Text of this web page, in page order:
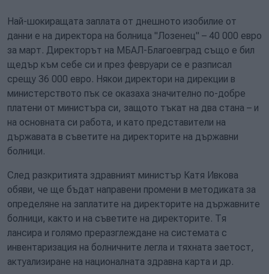
Най-шокиращата заплата от днешното изобилие от
данни е на директора на болница "Лозенец" – 40 000 евро
за март. Директорът на МБАЛ-Благоевград също е бил
щедър към себе си и през февруари се е разписал
срещу 36 000 евро. Някои директори на дирекции в
министерството пък се оказаха значително по-добре
платени от министъра си, защото тъкат на два стана – и
на основната си работа, и като представители на
държавата в съветите на директорите на държавни
болници.
След разкритията здравният министър Катя Ивкова
обяви, че ще бъдат направени промени в методиката за
определяне на заплатите на директорите на държавните
болници, както и на съветите на директорите. Тя
лансира и голямо преразглеждане на системата с
инвентаризация на болничните легла и тяхната заетост,
актуализиране на националната здравна карта и др.